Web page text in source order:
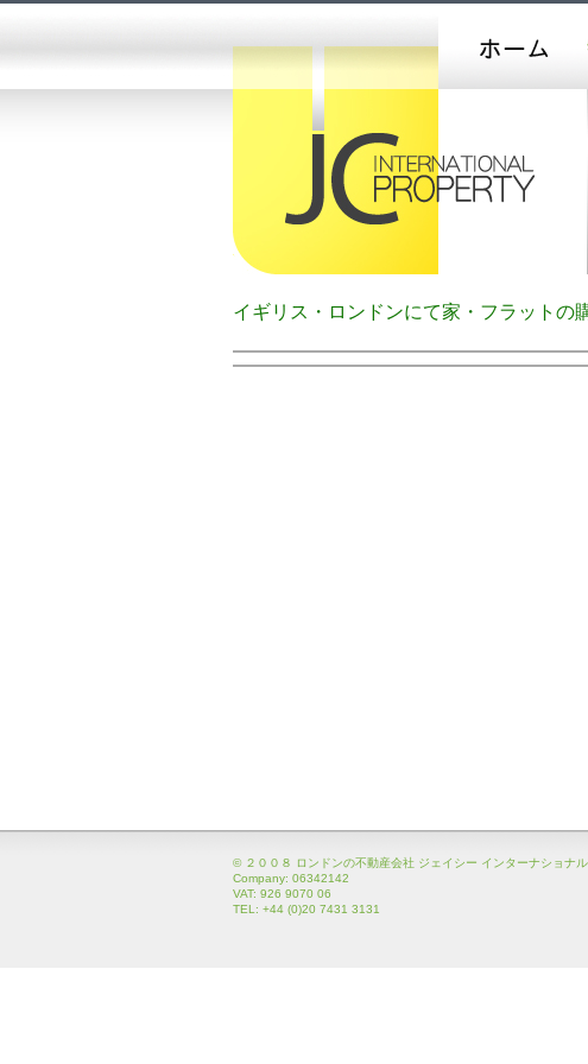
イギリス・ロンドンにて家・フラットの
© ２００８ ロンドンの不動産会社 ジェイシー インターナショナ
Company: 06342142
VAT: 926 9070 06
TEL: +44 (0)20 7431 3131